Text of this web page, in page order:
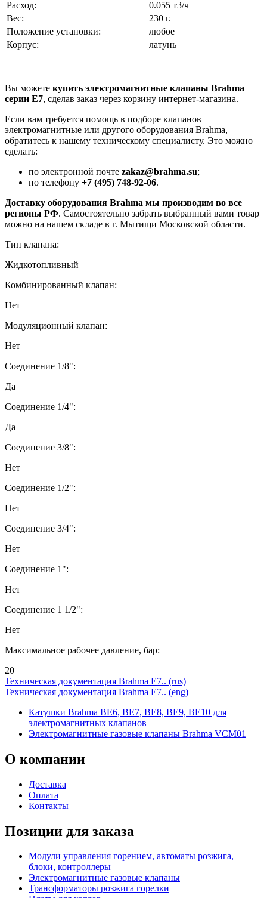
Расход:
0.055 т3/ч
Вес:
230 г.
Положение установки:
любое
Корпус:
латунь
Вы можете купить электромагнитные клапаны Brahma
серии E7, сделав заказ через корзину интернет-магазина.
Если вам требуется помощь в подборе клапанов
электромагнитные или другого оборудования Brahma,
обратитесь к нашему техническому специалисту. Это можно
сделать:
по электронной почте zakaz@brahma.su;
по телефону +7 (495) 748-92-06.
Доставку оборудования Brahma мы производим во все
регионы РФ. Самостоятельно забрать выбранный вами товар
можно на нашем складе в г. Мытищи Московской области.
Тип клапана:
Жидкотопливный
Комбинированный клапан:
Нет
Модуляционный клапан:
Нет
Соединение 1/8":
Да
Соединение 1/4":
Да
Соединение 3/8":
Нет
Соединение 1/2":
Нет
Соединение 3/4":
Нет
Соединение 1":
Нет
Соединение 1 1/2":
Нет
Максимальное рабочее давление, бар:
20
Техническая документация Brahma E7.. (rus)
Техническая документация Brahma E7.. (eng)
Катушки Brahma BE6, BE7, BE8, BE9, BE10 для
электромагнитных клапанов
Электромагнитные газовые клапаны Brahma VCM01
О компании
Доставка
Оплата
Контакты
Позиции для заказа
Модули управления горением, автоматы розжига,
блоки, контроллеры
Электромагнитные газовые клапаны
Трансформаторы розжига горелки